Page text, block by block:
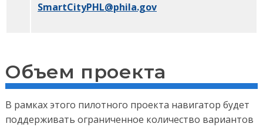
SmartCityPHL@phila.gov
Объем проекта
В рамках этого пилотного проекта навигатор будет
поддерживать ограниченное количество вариантов